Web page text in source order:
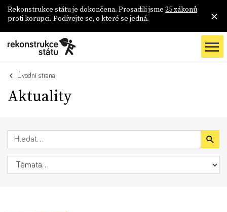
Rekonstrukce státu je dokončena. Prosadili jsme 25 zákonů
proti korupci. Podívejte se, o které se jedná.
Úvodní strana
Aktuality